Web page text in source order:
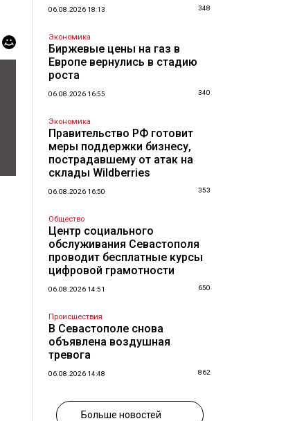
06.08.2026 18:13 348
Экономика
Биржевые цены на газ в
Европе вернулись в стадию
роста
06.08.2026 16:55 340
Экономика
Правительство РФ готовит
меры поддержки бизнесу,
пострадавшему от атак на
склады Wildberries
06.08.2026 16:50 353
Общество
Центр социального
обслуживания Севастополя
проводит бесплатные курсы
цифровой грамотности
06.08.2026 14:51 650
Происшествия
В Севастополе снова
объявлена воздушная
тревога
06.08.2026 14:48 862
Больше новостей